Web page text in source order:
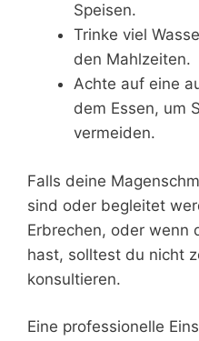
Speisen.
Trinke viel
den Mahlzeiten.
Achte auf eine
dem Essen, um
vermeiden.
Falls deine
sind oder begleitet
Erbrechen, oder wenn
hast, solltest du nicht
konsultieren.
Eine professionelle